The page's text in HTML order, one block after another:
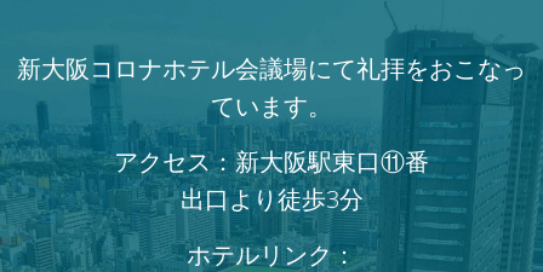
新大阪コロナホテル会議場にて礼拝をおこなっ
ています。
アクセス：新大阪駅東口⑪番
出口より徒歩3分
ホテルリンク：